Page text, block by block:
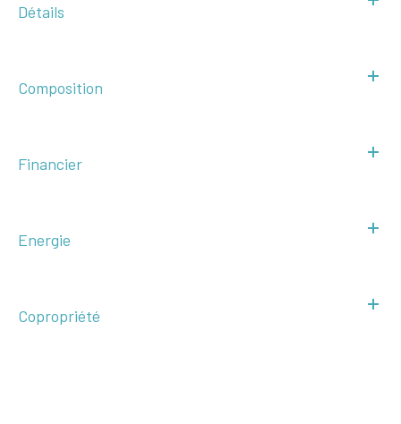
Détails
Composition
Financier
Energie
Copropriété